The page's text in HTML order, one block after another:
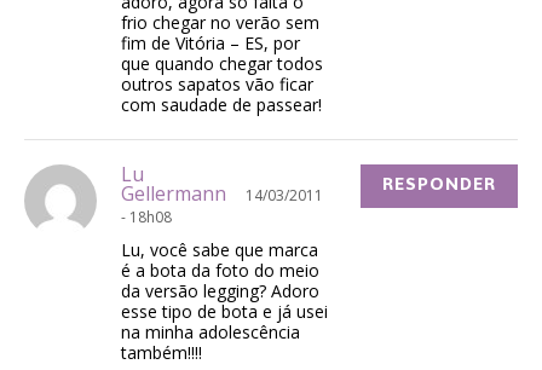
frio chegar no verão sem
fim de Vitória – ES, por
que quando chegar todos
outros sapatos vão ficar
com saudade de passear!
Lu
Gellermann
14/03/2011
- 18h08
Lu, você sabe que marca
é a bota da foto do meio
da versão legging? Adoro
esse tipo de bota e já usei
na minha adolescência
também!!!!
RESPONDER